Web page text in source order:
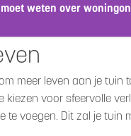
weten over
meer leven aan je tuin
kiezen voor sfeervolle
te voegen. Dit zal je tuin